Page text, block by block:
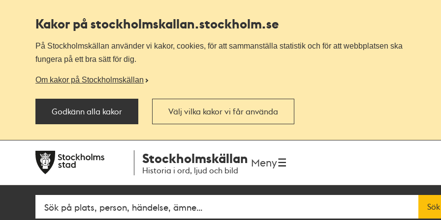
Kakor på stockholmskallan.stockholm.se
På Stockholmskällan använder vi kakor, cookies, för att sammanställa statistik och för att webbplatsen ska
fungera på ett bra sätt för dig.
Om kakor på Stockholmskällan
Godkänn alla kakor Välj vilka kakor vi får använda
navigationen
huvudinnehållet
Stockholmskällan
Historia i ord, ljud och bild
Meny
Fritextsök Sök